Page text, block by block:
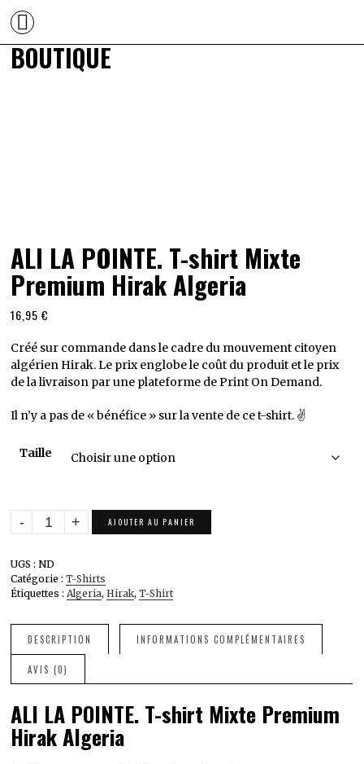
BOUTIQUE
ALI LA POINTE. T-shirt Mixte
Premium Hirak Algeria
16,95€
Créé sur commande dans le cadre du mouvement citoyen
algérien Hirak. Le prix englobe le coût du produit et le prix
de la livraison par une plateforme de Print On Demand.
Il n’y a pas de « bénéfice » sur la vente de ce t-shirt. ✌️
Taille
quantité
de
LA
POINTE.
shirt
Mixte
Premium
Hirak
Algeria
AJOUTER AU PANIER
UGS :ND
Catégorie :T-Shirts
Étiquettes :Algeria,Hirak,T-Shirt
DESCRIPTION INFORMATIONS COMPLÉMENTAIRES
AVIS (0)
ALI LA POINTE. T-shirt Mixte Premium
Hirak Algeria